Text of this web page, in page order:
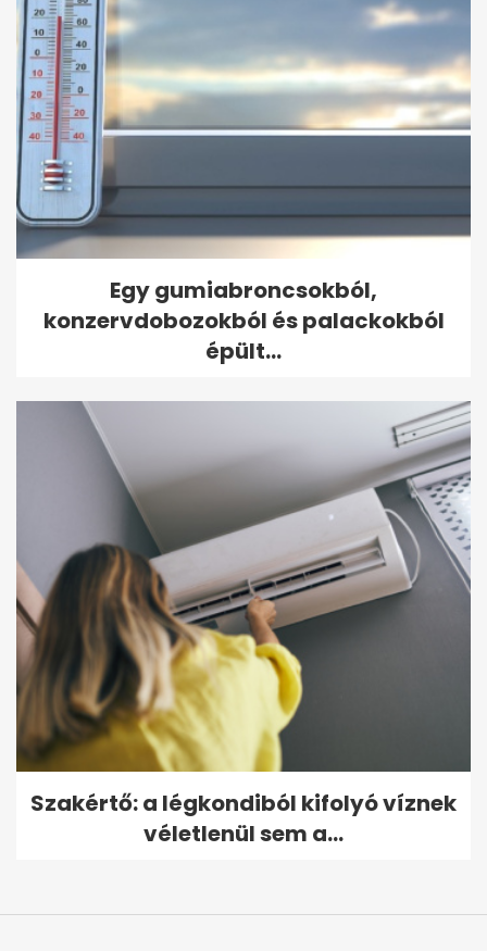
Egy gumiabroncsokból,
konzervdobozokból és palackokból
épült...
Szakértő: a légkondiból kifolyó víznek
véletlenül sem a...